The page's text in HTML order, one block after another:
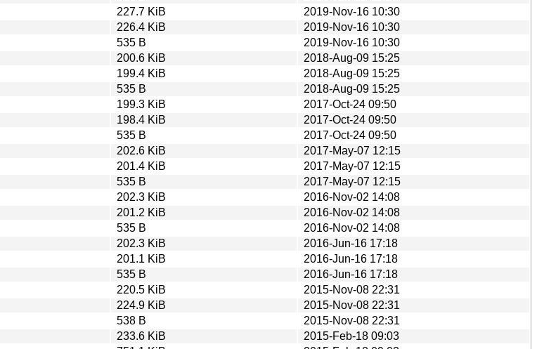
227.7 KiB
2019-Nov-16 10:30
226.4 KiB
2019-Nov-16 10:30
535 B
2019-Nov-16 10:30
200.6 KiB
2018-Aug-09 15:25
199.4 KiB
2018-Aug-09 15:25
535 B
2018-Aug-09 15:25
199.3 KiB
2017-Oct-24 09:50
198.4 KiB
2017-Oct-24 09:50
535 B
2017-Oct-24 09:50
202.6 KiB
2017-May-07 12:15
201.4 KiB
2017-May-07 12:15
535 B
2017-May-07 12:15
202.3 KiB
2016-Nov-02 14:08
201.2 KiB
2016-Nov-02 14:08
535 B
2016-Nov-02 14:08
202.3 KiB
2016-Jun-16 17:18
201.1 KiB
2016-Jun-16 17:18
535 B
2016-Jun-16 17:18
220.5 KiB
2015-Nov-08 22:31
224.9 KiB
2015-Nov-08 22:31
538 B
2015-Nov-08 22:31
233.6 KiB
2015-Feb-18 09:03